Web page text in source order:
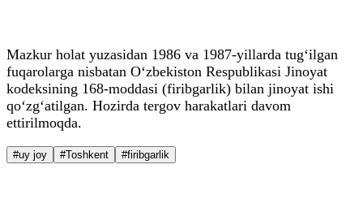
Mazkur holat yuzasidan 1986 va 1987-yillarda tug‘ilgan
fuqarolarga nisbatan O‘zbekiston Respublikasi Jinoyat
kodeksining 168-moddasi (firibgarlik) bilan jinoyat ishi
qo‘zg‘atilgan. Hozirda tergov harakatlari davom
ettirilmoqda.
#uy joy #Toshkent #firibgarlik